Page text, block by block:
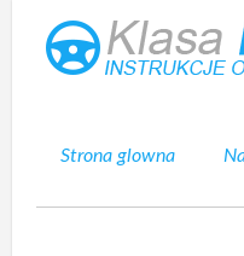
Strona glowna